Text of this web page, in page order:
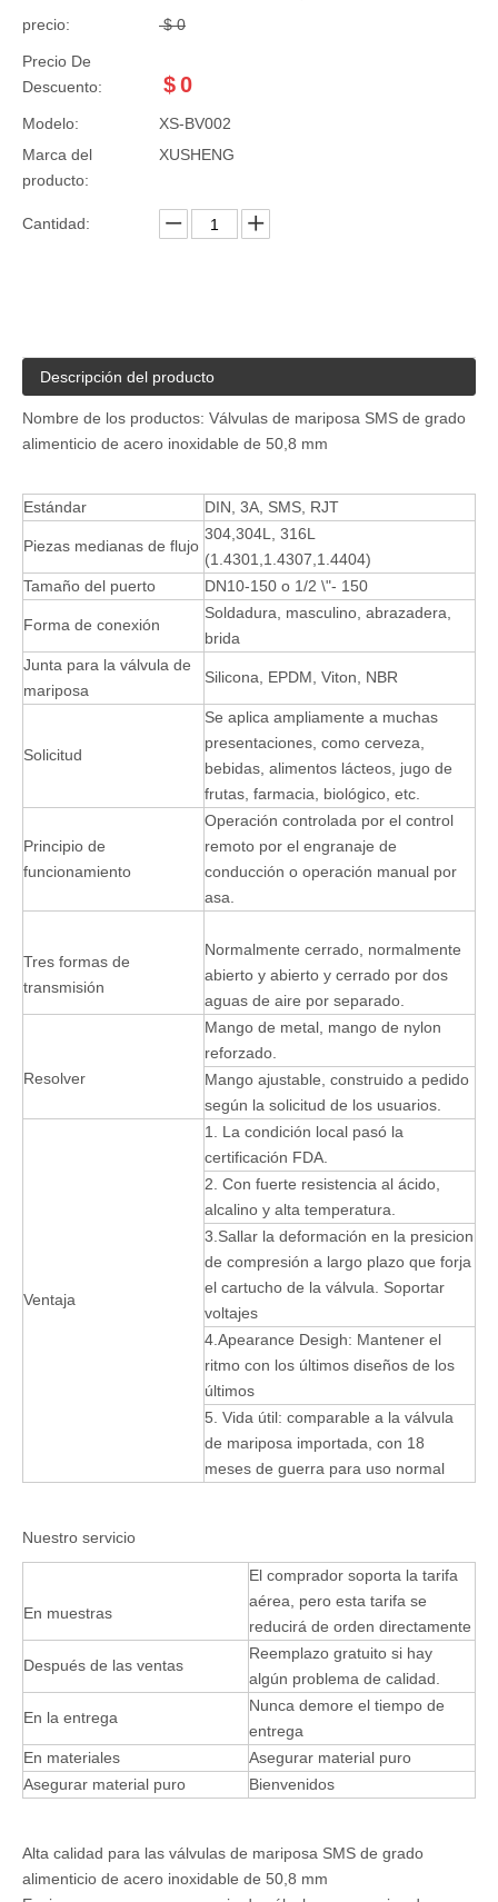
precio: $ 0
Precio De
Descuento:
$0
Modelo:
XS-BV002
Marca del
producto:
XUSHENG
Cantidad:
Descripción del producto
Nombre de los productos: Válvulas de mariposa SMS de grado
alimenticio de acero inoxidable de 50,8 mm
Estándar DIN, 3A, SMS, RJT
Piezas medianas de flujo
304,304L, 316L
(1.4301,1.4307,1.4404)
Tamaño del puerto
DN10-150 o 1/2 \"- 150
Forma de conexión
Soldadura, masculino, abrazadera,
brida
Junta para la válvula de
mariposa
Silicona, EPDM, Viton, NBR
Solicitud
Se aplica ampliamente a muchas
presentaciones, como cerveza,
bebidas, alimentos lácteos, jugo de
frutas, farmacia, biológico, etc.
Principio de
funcionamiento
Operación controlada por el control
remoto por el engranaje de
conducción o operación manual por
asa.
Tres formas de
transmisión
Normalmente cerrado, normalmente
abierto y abierto y cerrado por dos
aguas de aire por separado.
Resolver
Mango de metal, mango de nylon
reforzado.
Mango ajustable, construido a pedido
según la solicitud de los usuarios.
Ventaja
1. La condición local pasó la
certificación FDA.
2. Con fuerte resistencia al ácido,
alcalino y alta temperatura.
3.Sallar la deformación en la presicion
de compresión a largo plazo que forja
el cartucho de la válvula. Soportar
voltajes
4.Apearance Desigh: Mantener el
ritmo con los últimos diseños de los
últimos
5. Vida útil: comparable a la válvula
de mariposa importada, con 18
meses de guerra para uso normal
Nuestro servicio
En muestras
El comprador soporta la tarifa
aérea, pero esta tarifa se
reducirá de orden directamente
Después de las ventas
Reemplazo gratuito si hay
algún problema de calidad.
En la entrega
Nunca demore el tiempo de
entrega
En materiales
Asegurar material puro
Asegurar material puro
Bienvenidos
Alta calidad para las válvulas de mariposa SMS de grado
alimenticio de acero inoxidable de 50,8 mm